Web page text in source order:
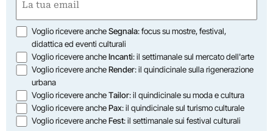
(Required)
Opzioni
Voglio ricevere ancheSegnala: focus su mostre, festival,
didattica ed eventi culturali
Voglio ricevere ancheIncanti: il settimanale sul mercato dell'arte
Voglio ricevere ancheRender: il quindicinale sulla rigenerazione
urbana
Voglio ricevere ancheTailor: il quindicinale su moda e cultura
Voglio ricevere anchePax: il quindicinale sul turismo culturale
Voglio ricevere ancheFest: il settimanale sui festival culturali